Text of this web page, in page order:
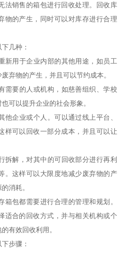
法销售的箱包进行回收处理。回收库
物的产生，同时可以对库存进行合理
几种：
新用于企业内部的其他用途，如员工
弃物的产生，并且可以节约成本。
需要的人或机构，如慈善组织、学校
可以提升企业的社会形象。
他企业或个人。可以通过线上平台、
样可以回收一部分成本，并且可以让
拆解，对其中的可回收部分进行再利
。这样可以大限度地减少废弃物的产
消耗。
包都需要进行合理的管理和规划。
适合的回收方式，并与相关机构或个
有效回收利用。
步骤：